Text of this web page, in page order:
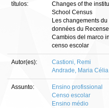
títulos:
Changes of the
School Census
Les changements
données du
Cambios del marco
censo escolar
Autor(es):
Castioni, Remi
Andrade, Maria
Assunto:
Ensino profissional
Censo escolar
Ensino médio